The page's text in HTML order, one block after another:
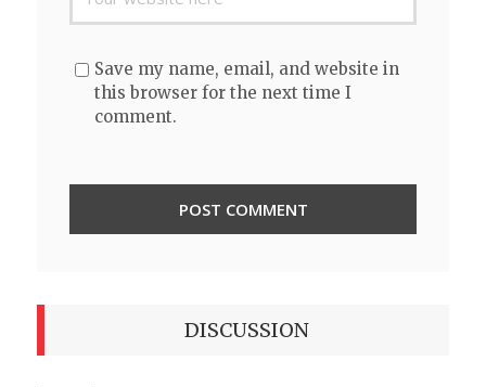
Save my name, email, and website in
this browser for the next time I
comment.
DISCUSSION